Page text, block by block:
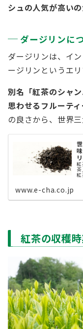
シュの人気が高いの
ダージリンに
ダージリンは、イ
ージリンというエリ
別名「紅茶のシャ
思わせるフルーテ
の良さから、世界
www.e-cha.co.jp
紅茶の収穫